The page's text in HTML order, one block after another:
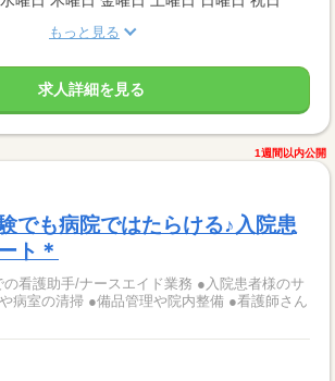
もっと見る
求人詳細を見る
1週間以内公開
でも病院ではたらける♪入院患
ト＊
助手/ナースエイド業務 ●入院患者様のサ
病室の清掃 ●備品管理や院内整備 ●看護師さん